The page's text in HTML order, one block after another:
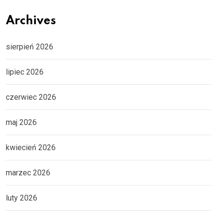
Archives
sierpień 2026
lipiec 2026
czerwiec 2026
maj 2026
kwiecień 2026
marzec 2026
luty 2026